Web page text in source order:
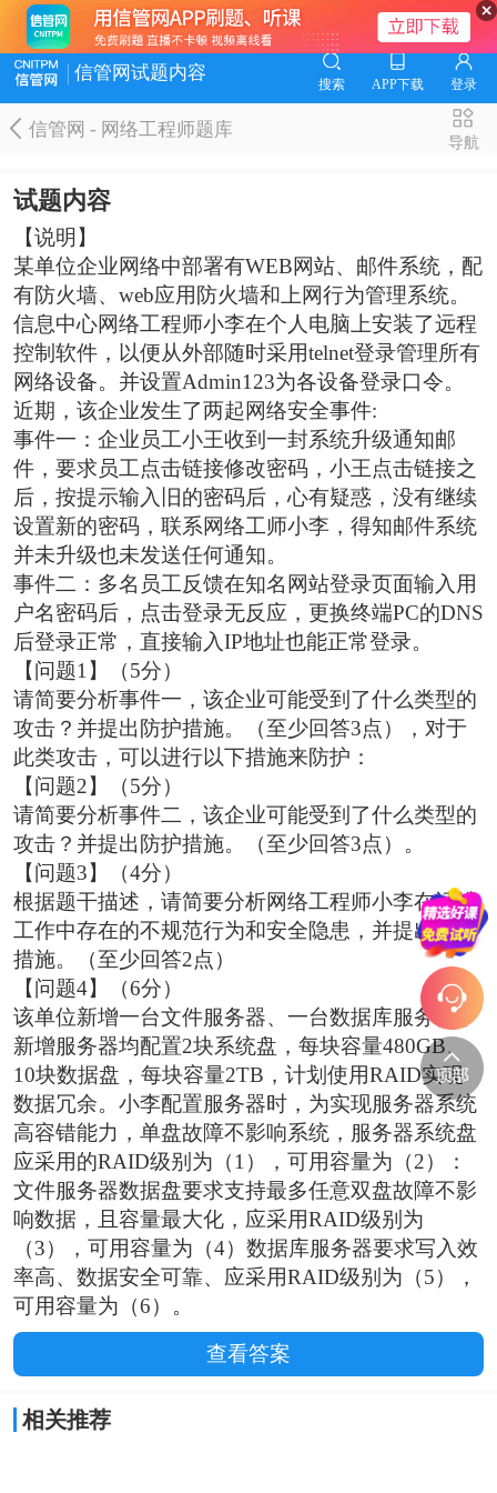
信管网试题内容
搜索 APP下载 登录
信管网 - 网络工程师题库
导航
试题内容
【说明】
某单位企业网络中部署有WEB网站、邮件系统，配
有防火墙、web应用防火墙和上网行为管理系统。
信息中心网络工程师小李在个人电脑上安装了远程
控制软件，以便从外部随时采用telnet登录管理所有
网络设备。并设置Admin123为各设备登录口令。
近期，该企业发生了两起网络安全事件:
事件一：企业员工小王收到一封系统升级通知邮
件，要求员工点击链接修改密码，小王点击链接之
后，按提示输入旧的密码后，心有疑惑，没有继续
设置新的密码，联系网络工师小李，得知邮件系统
并未升级也未发送任何通知。
事件二：多名员工反馈在知名网站登录页面输入用
户名密码后，点击登录无反应，更换终端PC的DNS
后登录正常，直接输入IP地址也能正常登录。
【问题1】（5分）
请简要分析事件一，该企业可能受到了什么类型的
攻击？并提出防护措施。（至少回答3点），对于
此类攻击，可以进行以下措施来防护：
【问题2】（5分）
请简要分析事件二，该企业可能受到了什么类型的
攻击？并提出防护措施。（至少回答3点）。
【问题3】（4分）
根据题干描述，请简要分析网络工程师小李在运维
工作中存在的不规范行为和安全隐患，并提出整改
措施。（至少回答2点）
【问题4】（6分）
该单位新增一台文件服务器、一台数据库服务器，
新增服务器均配置2块系统盘，每块容量480GB、
10块数据盘，每块容量2TB，计划使用RAID实现
数据冗余。小李配置服务器时，为实现服务器系统
高容错能力，单盘故障不影响系统，服务器系统盘
应采用的RAID级别为（1），可用容量为（2）：
文件服务器数据盘要求支持最多任意双盘故障不影
响数据，且容量最大化，应采用RAID级别为
（3），可用容量为（4）数据库服务器要求写入效
率高、数据安全可靠、应采用RAID级别为（5），
可用容量为（6）。
查看答案
相关推荐